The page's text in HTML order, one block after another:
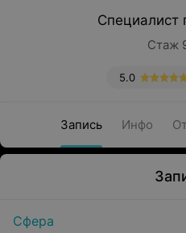
Специалист
Стаж
5.0
Запись Инфо
Сфера